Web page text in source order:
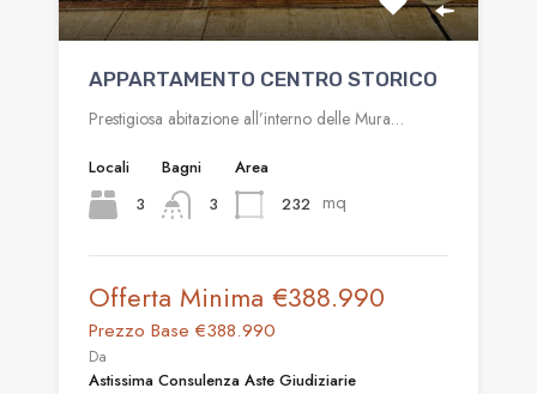
APPARTAMENTO CENTRO STORICO
Prestigiosa abitazione all’interno delle Mura…
Locali
3
Bagni
3
Area
232 mq
Offerta Minima €388.990
Prezzo Base €388.990
Da
Astissima Consulenza Aste Giudiziarie